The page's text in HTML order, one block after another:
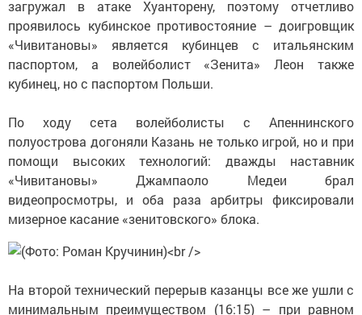
загружал в атаке Хуанторену, поэтому отчетливо
проявилось кубинское противостояние – доигровщик
«Чивитановы» является кубинцев с итальянским
паспортом, а волейболист «Зенита» Леон также
кубинец, но с паспортом Польши.
По ходу сета волейболисты с Апеннинского
полуострова догоняли Казань не только игрой, но и при
помощи высоких технологий: дважды наставник
«Чивитановы» Джампаоло Медеи брал
видеопросмотры, и оба раза арбитры фиксировали
мизерное касание «зенитовского» блока.
На второй технический перерыв казанцы все же ушли с
минимальным преимуществом (16:15) – при равном